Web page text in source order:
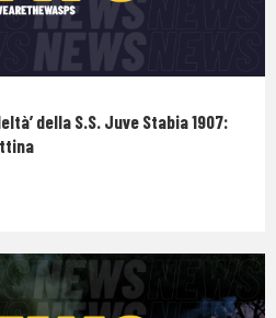
della S.S. Juve Stabia 1907: